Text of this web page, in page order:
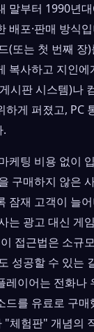
말부터 1990년
배포·판매 방식
(또는 첫 번째 장
복사하고 지인에
시판 시스템)나
하게 퍼졌고, PC
.
케팅 비용 없이
구매하지 않은
잠재 고객이 늘
는 광고 대신 게
접근법은 소규
성공할 수 있는
레이어는 전화나
드를 유료로 구
체험판" 개념의